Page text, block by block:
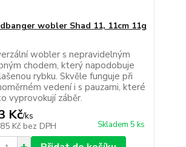
wobler Shad 11, 11cm 11g
wobler s nepravidelným
chodem, který napodobuje
rybku. Skvěle funguje při
vedení i s pauzami, které
vyprovokují záběr.
Kč/ks
Kč bez DPH Skladem 5 ks